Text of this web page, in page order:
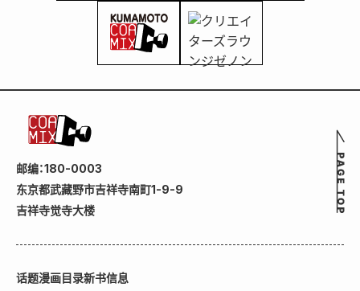
邮编：180-0003
东京都武藏野市吉祥寺南町1-9-9
吉祥寺觉寺大楼
话题漫画目录新书信息